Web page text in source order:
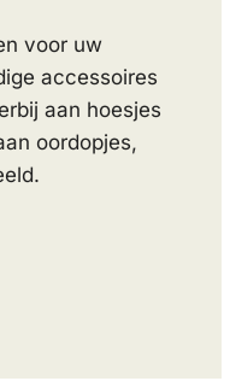
voor uw
accessoires
aan hoesjes
oordopjes,